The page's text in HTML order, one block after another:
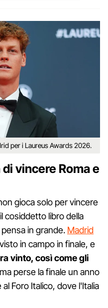
per i Laureus Awards 2026.
vincere Roma e
gioca solo per vincere
cosiddetto libro della
in grande. Madrid
in campo in finale, e
vinto, così come gli
perse la finale un anno
Foro Italico, dove l'Italia